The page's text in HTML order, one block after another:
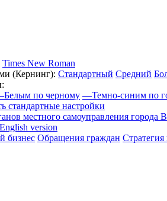
Times New Roman
(Кернинг): Стандартный Средний
Белым по черному —Темно-синим по
стандартные настройки
местного самоуправления города
English version
бизнес Обращения граждан Стратегия